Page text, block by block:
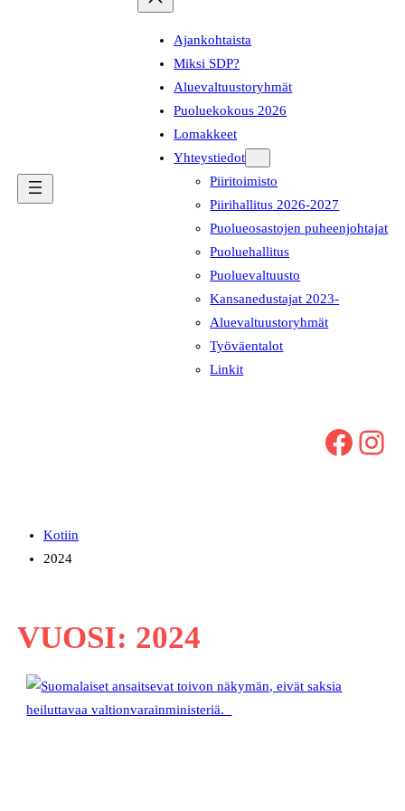
Ajankohtaista
Miksi SDP?
Aluevaltuustoryhmät
Puoluekokous 2026
Lomakkeet
Yhteystiedot
Piiritoimisto
Piirihallitus 2026-2027
Puolueosastojen puheenjohtajat
Puoluehallitus
Puoluevaltuusto
Kansanedustajat 2023-
Aluevaltuustoryhmät
Työväentalot
Linkit
Facebook Instagram
Kotiin
2024
VUOSI: 2024